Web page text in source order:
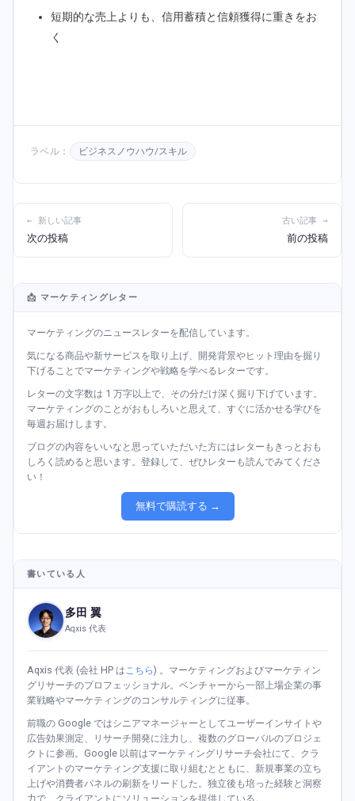
短期的な売上よりも、信用蓄積と信頼獲得に重きをお
く
ラベル： ビジネスノウハウ/スキル
← 新しい記事
次の投稿
古い記事 →
前の投稿
📩 マーケティングレター
マーケティングのニュースレターを配信しています。
気になる商品や新サービスを取り上げ、開発背景やヒット理由を掘り
下げることでマーケティングや戦略を学べるレターです。
レターの文字数は 1 万字以上で、その分だけ深く掘り下げています。
マーケティングのことがおもしろいと思えて、すぐに活かせる学びを
毎週お届けします。
ブログの内容をいいなと思っていただいた方にはレターもきっとおも
しろく読めると思います。登録して、ぜひレターも読んでみてくださ
い！
無料で購読する →
書いている人
多田 翼
Aqxis 代表
Aqxis 代表 (会社 HP は こちら) 。マーケティングおよびマーケティン
グリサーチのプロフェッショナル。ベンチャーから一部上場企業の事
業戦略やマーケティングのコンサルティングに従事。
前職の Google ではシニアマネージャーとしてユーザーインサイトや
広告効果測定、リサーチ開発に注力し、複数のグローバルのプロジェ
クトに参画。Google 以前はマーケティングリサーチ会社にて、クラ
イアントのマーケティング支援に取り組むとともに、新規事業の立ち
上げや消費者パネルの刷新をリードした。独立後も培った経験と洞察
力で、クライアントにソリューションを提供している。